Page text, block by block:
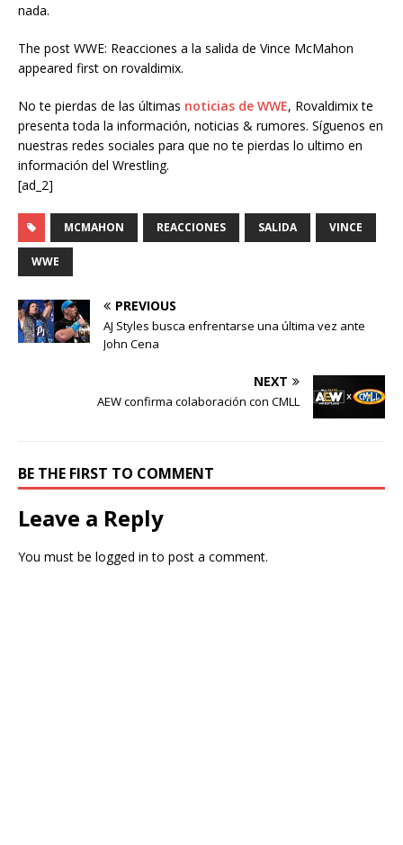
nada.
The post WWE: Reacciones a la salida de Vince McMahon
appeared first on rovaldimix.
No te pierdas de las últimas noticias de WWE, Rovaldimix te
presenta toda la información, noticias & rumores. Síguenos en
nuestras redes sociales para que no te pierdas lo ultimo en
información del Wrestling.
[ad_2]
MCMAHON REACCIONES SALIDA VINCE
WWE
PREVIOUS
AJ Styles busca enfrentarse una última vez ante
John Cena
NEXT
AEW confirma colaboración con CMLL
BE THE FIRST TO COMMENT
Leave a Reply
You must be logged in to post a comment.